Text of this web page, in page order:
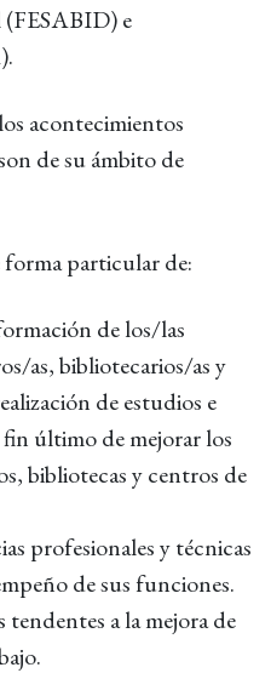
(FESABID) e
acontecimientos
de su ámbito de
particular de:
de los/las
as, bibliotecarios/as y
de estudios e
último de mejorar los
bibliotecas y centros de
profesionales y técnicas
de sus funciones.
a la mejora de